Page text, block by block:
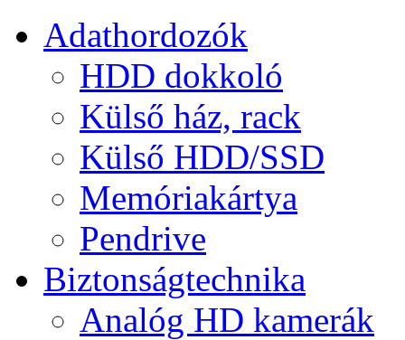
Adathordozók
HDD dokkoló
Külső ház, rack
Külső HDD/SSD
Memóriakártya
Pendrive
Biztonságtechnika
Analóg HD kamerák